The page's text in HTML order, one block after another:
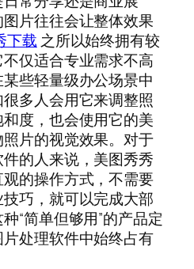
片往往会让整体效果
下载 之所以始终拥有较
仅适合专业需求不高
些轻量级办公场景中
多人会用它来调整照
度，也会使用它的美
片的视觉效果。对于
的人来说，美图秀秀
的操作方式，不需要
巧，就可以完成大部
“简单但够用”的产品定
处理软件中始终占有